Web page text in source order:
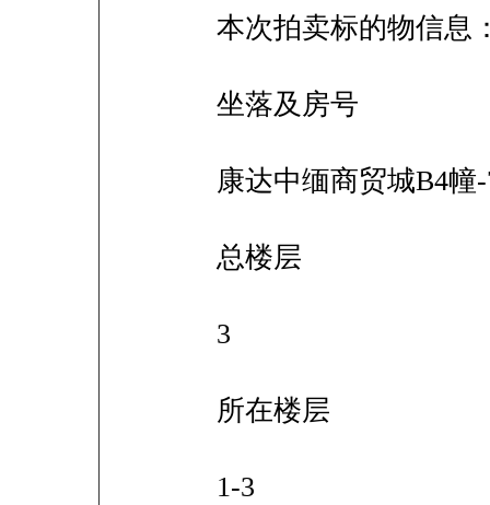
本次拍卖标的物信息
坐落及房号
康达中缅商贸城B4幢
总楼层
3
所在楼层
1-3